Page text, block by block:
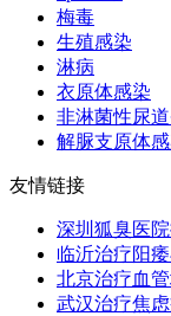
梅毒
生殖感染
淋病
衣原体感染
非淋菌性尿
解脲支原体
友情链接
深圳狐臭医
临沂治疗阳
北京治疗血
武汉治疗焦